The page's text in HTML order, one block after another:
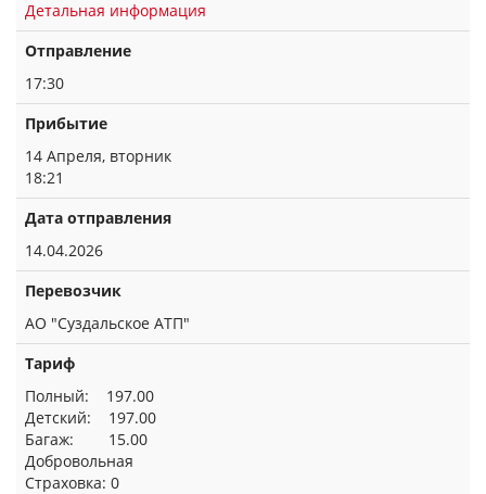
Детальная информация
Отправление
17:30
Прибытие
14 Апреля, вторник
18:21
Дата отправления
14.04.2026
Перевозчик
АО "Суздальское АТП"
Тариф
Полный: 197.00
Детский: 197.00
Багаж: 15.00
Добровольная
Страховка: 0